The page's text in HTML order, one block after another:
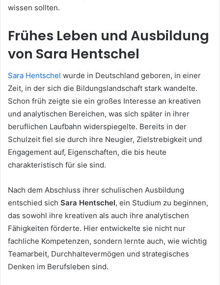
wissen sollten.
Frühes Leben und Ausbildung
von Sara Hentschel
Sara Hentschel wurde in Deutschland geboren, in einer
Zeit, in der sich die Bildungslandschaft stark wandelte.
Schon früh zeigte sie ein großes Interesse an kreativen
und analytischen Bereichen, was sich später in ihrer
beruflichen Laufbahn widerspiegelte. Bereits in der
Schulzeit fiel sie durch ihre Neugier, Zielstrebigkeit und
Engagement auf, Eigenschaften, die bis heute
charakteristisch für sie sind.
Nach dem Abschluss ihrer schulischen Ausbildung
entschied sich Sara Hentschel, ein Studium zu beginnen,
das sowohl ihre kreativen als auch ihre analytischen
Fähigkeiten förderte. Hier entwickelte sie nicht nur
fachliche Kompetenzen, sondern lernte auch, wie wichtig
Teamarbeit, Durchhaltevermögen und strategisches
Denken im Berufsleben sind.